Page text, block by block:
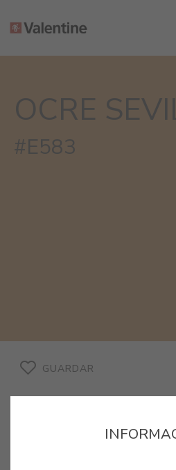
OCRE
#E583
GUARDAR